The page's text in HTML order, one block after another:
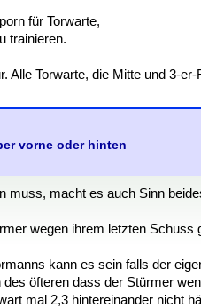
für Torwarte,
trainieren.
Alle Torwarte, die Mitte und 3-
vorne oder hinten
muss, macht es auch Sinn
wegen ihrem letzten
kann es sein falls der
öfteren dass der Stürmer
mal 2,3 hintereinander nicht